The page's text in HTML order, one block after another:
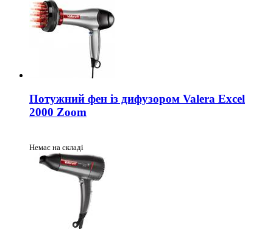
Потужний фен із дифузором Valera Exсel
2000 Zoom
Немає на складі